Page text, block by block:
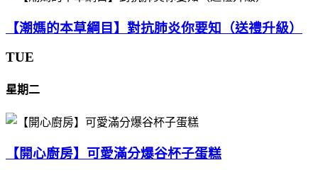
【潮媽的本草綱目】對抗肺炎你要知（送禮升級）
TUE
星期二
【開心廚房】可愛滿分爆谷杯子蛋糕